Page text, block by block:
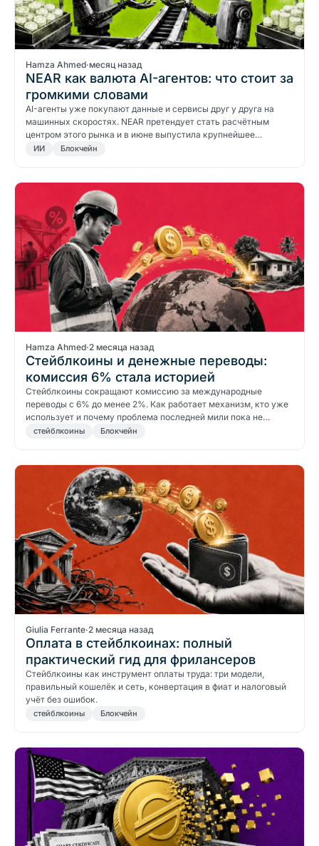
Hamza Ahmed·месяц назад
NEAR как валюта AI-агентов: что стоит за
громкими словами
AI-агенты уже покупают данные и сервисы друг у друга на
машинных скоростях. NEAR претендует стать расчётным
центром этого рынка и в июне выпустила крупнейшее…
ИИ Блокчейн
Hamza Ahmed·2 месяца назад
Стейблкоины и денежные переводы:
комиссия 6% стала историей
Стейблкоины сокращают комиссию за международные
переводы с 6% до менее 2%. Как работает механизм, кто уже
использует и почему проблема последней мили пока не…
стейблкоины Блокчейн
Giulia Ferrante·2 месяца назад
Оплата в стейблкоинах: полный
практический гид для фрилансеров
Стейблкоины как инструмент оплаты труда: три модели,
правильный кошелёк и сеть, конвертация в фиат и налоговый
учёт без ошибок.
стейблкоины Блокчейн